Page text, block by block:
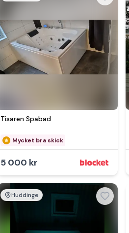
Tisaren Spabad
Mycket bra skick
5 000 kr
Huddinge